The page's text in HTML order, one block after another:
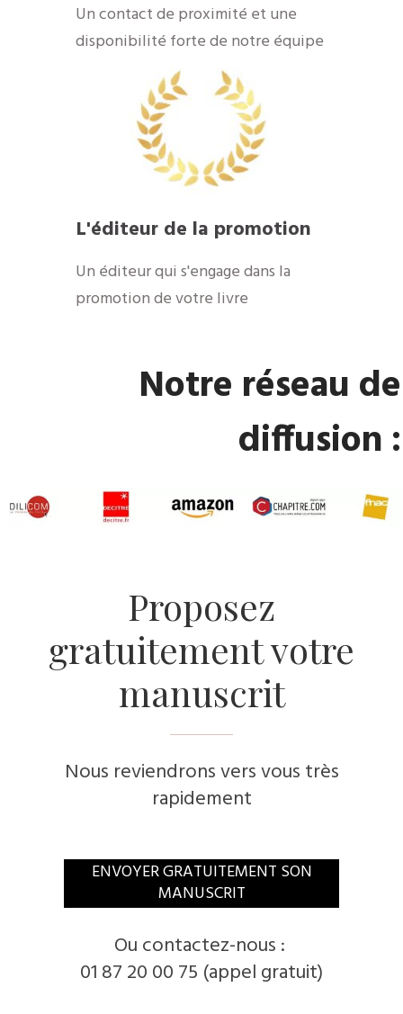
​Un contact de proximité et une
disponibilité forte de notre équipe
​L'éditeur de la promotion
​Un éditeur qui s'engage dans la
promotion de votre livre
​Notre réseau de
diffusion :
​Proposez
gratuitement votre
manuscrit
Nous reviendrons vers vous très
rapidement
​ENVOYER GRATUITEMENT SON
MANUSCRIT
​Ou contactez-nous :
01 87 20 00 75 (appel gratuit)